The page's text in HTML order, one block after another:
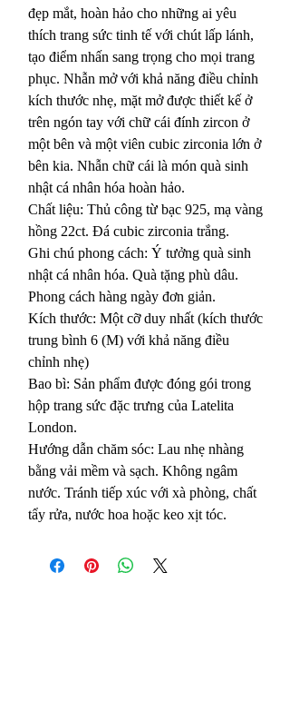
đẹp mắt, hoàn hảo cho những ai yêu
thích trang sức tinh tế với chút lấp lánh,
tạo điểm nhấn sang trọng cho mọi trang
phục. Nhẫn mở với khả năng điều chỉnh
kích thước nhẹ, mặt mở được thiết kế ở
trên ngón tay với chữ cái đính zircon ở
một bên và một viên cubic zirconia lớn ở
bên kia. Nhẫn chữ cái là món quà sinh
nhật cá nhân hóa hoàn hảo.
Chất liệu: Thủ công từ bạc 925, mạ vàng
hồng 22ct. Đá cubic zirconia trắng.
Ghi chú phong cách: Ý tưởng quà sinh
nhật cá nhân hóa. Quà tặng phù dâu.
Phong cách hàng ngày đơn giản.
Kích thước: Một cỡ duy nhất (kích thước
trung bình 6 (M) với khả năng điều
chỉnh nhẹ)
Bao bì: Sản phẩm được đóng gói trong
hộp trang sức đặc trưng của Latelita
London.
Hướng dẫn chăm sóc: Lau nhẹ nhàng
bằng vải mềm và sạch. Không ngâm
nước. Tránh tiếp xúc với xà phòng, chất
tẩy rửa, nước hoa hoặc keo xịt tóc.